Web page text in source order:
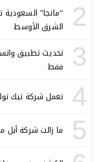
2
“مانجا” السعودية
الشرق الأوسط
3
تحديث تطبيق
فقط
4 تعمل شركة تيك
5 ما زالت شركة أبل